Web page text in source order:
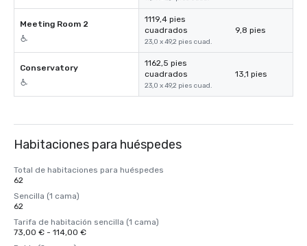
Meeting Room 2
1119,4 pies
cuadrados
23,0 x 49,2 pies cuad.
9,8 pies
Conservatory
1162,5 pies
cuadrados
23,0 x 49,2 pies cuad.
13,1 pies
Habitaciones para huéspedes
Total de habitaciones para huéspedes
62
Sencilla (1 cama)
62
Tarifa de habitación sencilla (1 cama)
73,00 € - 114,00 €